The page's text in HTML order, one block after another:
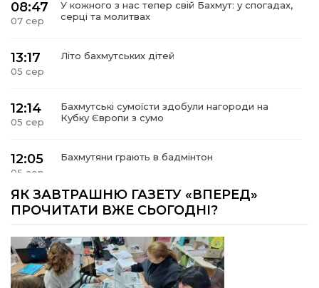
08:47
07 сер
У кожного з нас тепер свій Бахмут: у спогадах,
серці та молитвах
13:17
05 сер
Літо бахмутських дітей
12:14
05 сер
Бахмутські сумоїсти здобули нагороди на
Кубку Європи з сумо
12:05
05 сер
Бахмутяни грають в бадмінтон
11:55
Учасник обласного конкурсу «Молода людина
року – 2026» у номінація «Творці змін та
15:18
03 сер
Мобільні клініки надали медичну допомогу 4
810 жителям Донеччини
ЯК ЗАВТРАШНЮ ГАЗЕТУ «ВПЕРЕД»
ПРОЧИТАТИ ВЖЕ СЬОГОДНІ?